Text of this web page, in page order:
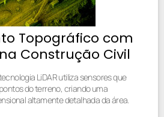
Topográfico com
Construção Civil
LiDAR utiliza sensores que
do terreno, criando uma
altamente detalhada da área.